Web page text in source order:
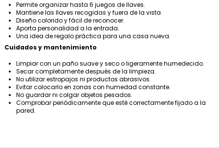
Permite organizar hasta 6 juegos de llaves.
Mantiene las llaves recogidas y fuera de la vista.
Diseño colorido y fácil de reconocer.
Aporta personalidad a la entrada.
Una idea de regalo práctica para una casa nueva.
Cuidados y mantenimiento
Limpiar con un paño suave y seco o ligeramente humedecido.
Secar completamente después de la limpieza.
No utilizar estropajos ni productos abrasivos.
Evitar colocarlo en zonas con humedad constante.
No guardar ni colgar objetos pesados.
Comprobar periódicamente que esté correctamente fijado a la
pared.